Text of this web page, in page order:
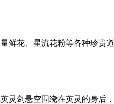
鲜花、星流花粉等各种珍贵
剑悬空围绕在英灵的身后